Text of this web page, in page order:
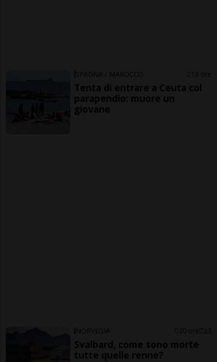
SPAGNA / MAROCCO 19 ore
Tenta di entrare a Ceuta col
parapendio: muore un
giovane
NORVEGIA 20 ore 23
Svalbard, come sono morte
tutte quelle renne?